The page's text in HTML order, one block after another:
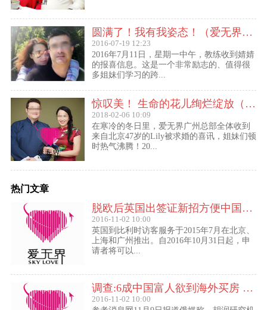
圆满了！我有我姿态！（爱无界婧婧圆满动态）
2016-07-19 12:23
2016年7月11日，星期一中午，教练收到婧婧
的报喜信息。这是一个非常励志的、值得很
多姐妹们学习的跨...
惊叹美！ 生命的花儿绚烂绽放（47岁的Lily结婚啦！）
2018-02-06 10:09
在寒冷的冬日里，爱无界广州总部全体收到
来自北京47岁的Lily被求婚的喜讯，姐妹们顿
时热气沸腾！20...
热门文章
脱欧后英国出签证新招方便中国访客进入欧盟
2016-11-02 10:00
英国到比利时访客服务于2015年7月在北京、
上海和广州推出。自2016年10月31日起，申
请者将可以...
调查:6成中国富人欲到海外买房 最想移民去美国
2016-11-02 10:00